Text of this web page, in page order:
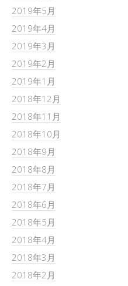
2019年5月
2019年4月
2019年3月
2019年2月
2019年1月
2018年12月
2018年11月
2018年10月
2018年9月
2018年8月
2018年7月
2018年6月
2018年5月
2018年4月
2018年3月
2018年2月